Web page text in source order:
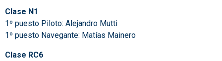
Clase N1
1º puesto Piloto: Alejandro Mutti
1º puesto Navegante: Matías Mainero
Clase RC6